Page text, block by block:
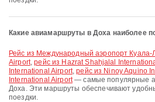
Какие авиамаршруты в Доха наиболее
рейс из Международный аэропорт Куала-Лумпур в Hamad International
Airport,рейс из Hazrat Shahjalal
International Airport,рейс из Ninoy Aquino
International Airport— самые популярные
Доха. Эти маршруты обеспечивают
поездки.